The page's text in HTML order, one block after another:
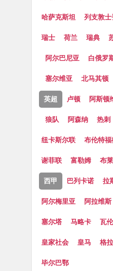
哈萨克斯坦 列支敦士
瑞士 荷兰 瑞典
阿尔巴尼亚 白俄罗
塞尔维亚 北马其顿
英超 卢顿 阿斯顿
狼队 阿森纳 热刺
纽卡斯尔联 布伦特福
谢菲联 富勒姆 布
西甲 巴列卡诺 拉
阿尔梅里亚 阿拉维斯
塞尔塔 马略卡 瓦
皇家社会 皇马 格
毕尔巴鄂